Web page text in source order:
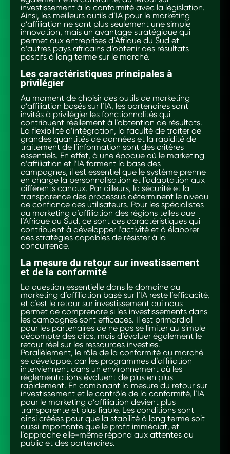
investissement à la conformité avec la législation.
Ainsi, les meilleurs outils d’IA pour le marketing
d’affiliation ne sont plus seulement une simple
innovation, mais un avantage stratégique qui
permet aux entreprises d’Afrique du Sud et
d’autres pays africains d’obtenir des résultats
positifs à long terme sur le marché.
Les caractéristiques principales à
privilégier
Au moment de choisir des outils de marketing
d’affiliation basés sur l’IA, les partenaires sont
invités à privilégier les fonctionnalités qui
contribuent réellement à l’obtention de résultats.
La flexibilité d’intégration, la faculté de traiter de
grandes quantités de données et la rapidité de
traitement de l’information sont des critères
essentiels. En effet, à une époque où le marketing
d’affiliation et l’IA forment la base des
campagnes, il est essentiel que le système prenne
en charge la personnalisation et l’adaptation aux
différents canaux. Par ailleurs, la sécurité et la
transparence des processus déterminent le niveau
de confiance des utilisateurs. Pour les spécialistes
du marketing d’affiliation des régions telles que
l’Afrique du Sud, ce sont ces caractéristiques qui
contribuent à développer l’activité et à élaborer
des stratégies capables de résister à la
concurrence.
La mesure du retour sur investissement
et de la conformité
La question essentielle dans le domaine du
marketing d’affiliation basé sur l’IA reste l’efficacité,
et c’est le retour sur investissement qui nous
permet de comprendre si les investissements dans
les campagnes sont efficaces. Il est primordial
pour les partenaires de ne pas se limiter au simple
décompte des clics, mais d’évaluer également le
retour réel sur les ressources investies.
Parallèlement, le rôle de la conformité au marché
se développe, car les programmes d’affiliation
interviennent dans un environnement où les
réglementations évoluent de plus en plus
rapidement. En combinant la mesure du retour sur
investissement et le contrôle de la conformité, l’IA
pour le marketing d’affiliation devient plus
transparente et plus fiable. Les conditions sont
ainsi créées pour que la stabilité à long terme soit
aussi importante que le profit immédiat, et
l’approche elle-même répond aux attentes du
public et des partenaires.